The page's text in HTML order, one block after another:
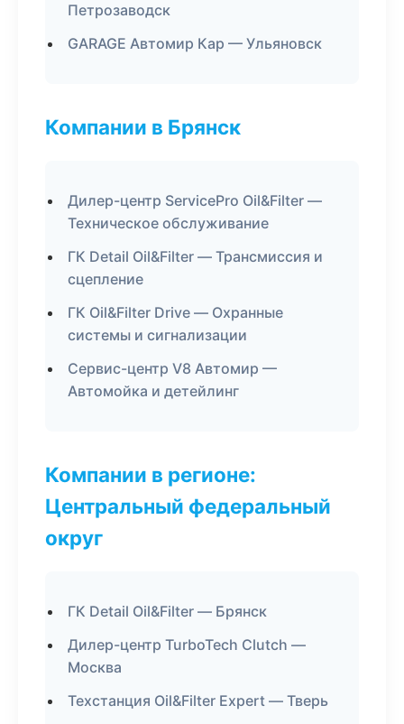
Петрозаводск
GARAGE Автомир Кар — Ульяновск
Компании в Брянск
Дилер-центр ServicePro Oil&Filter —
Техническое обслуживание
ГК Detail Oil&Filter — Трансмиссия и
сцепление
ГК Oil&Filter Drive — Охранные
системы и сигнализации
Сервис-центр V8 Автомир —
Автомойка и детейлинг
Компании в регионе:
Центральный федеральный
округ
ГК Detail Oil&Filter — Брянск
Дилер-центр TurboTech Clutch —
Москва
Техстанция Oil&Filter Expert — Тверь